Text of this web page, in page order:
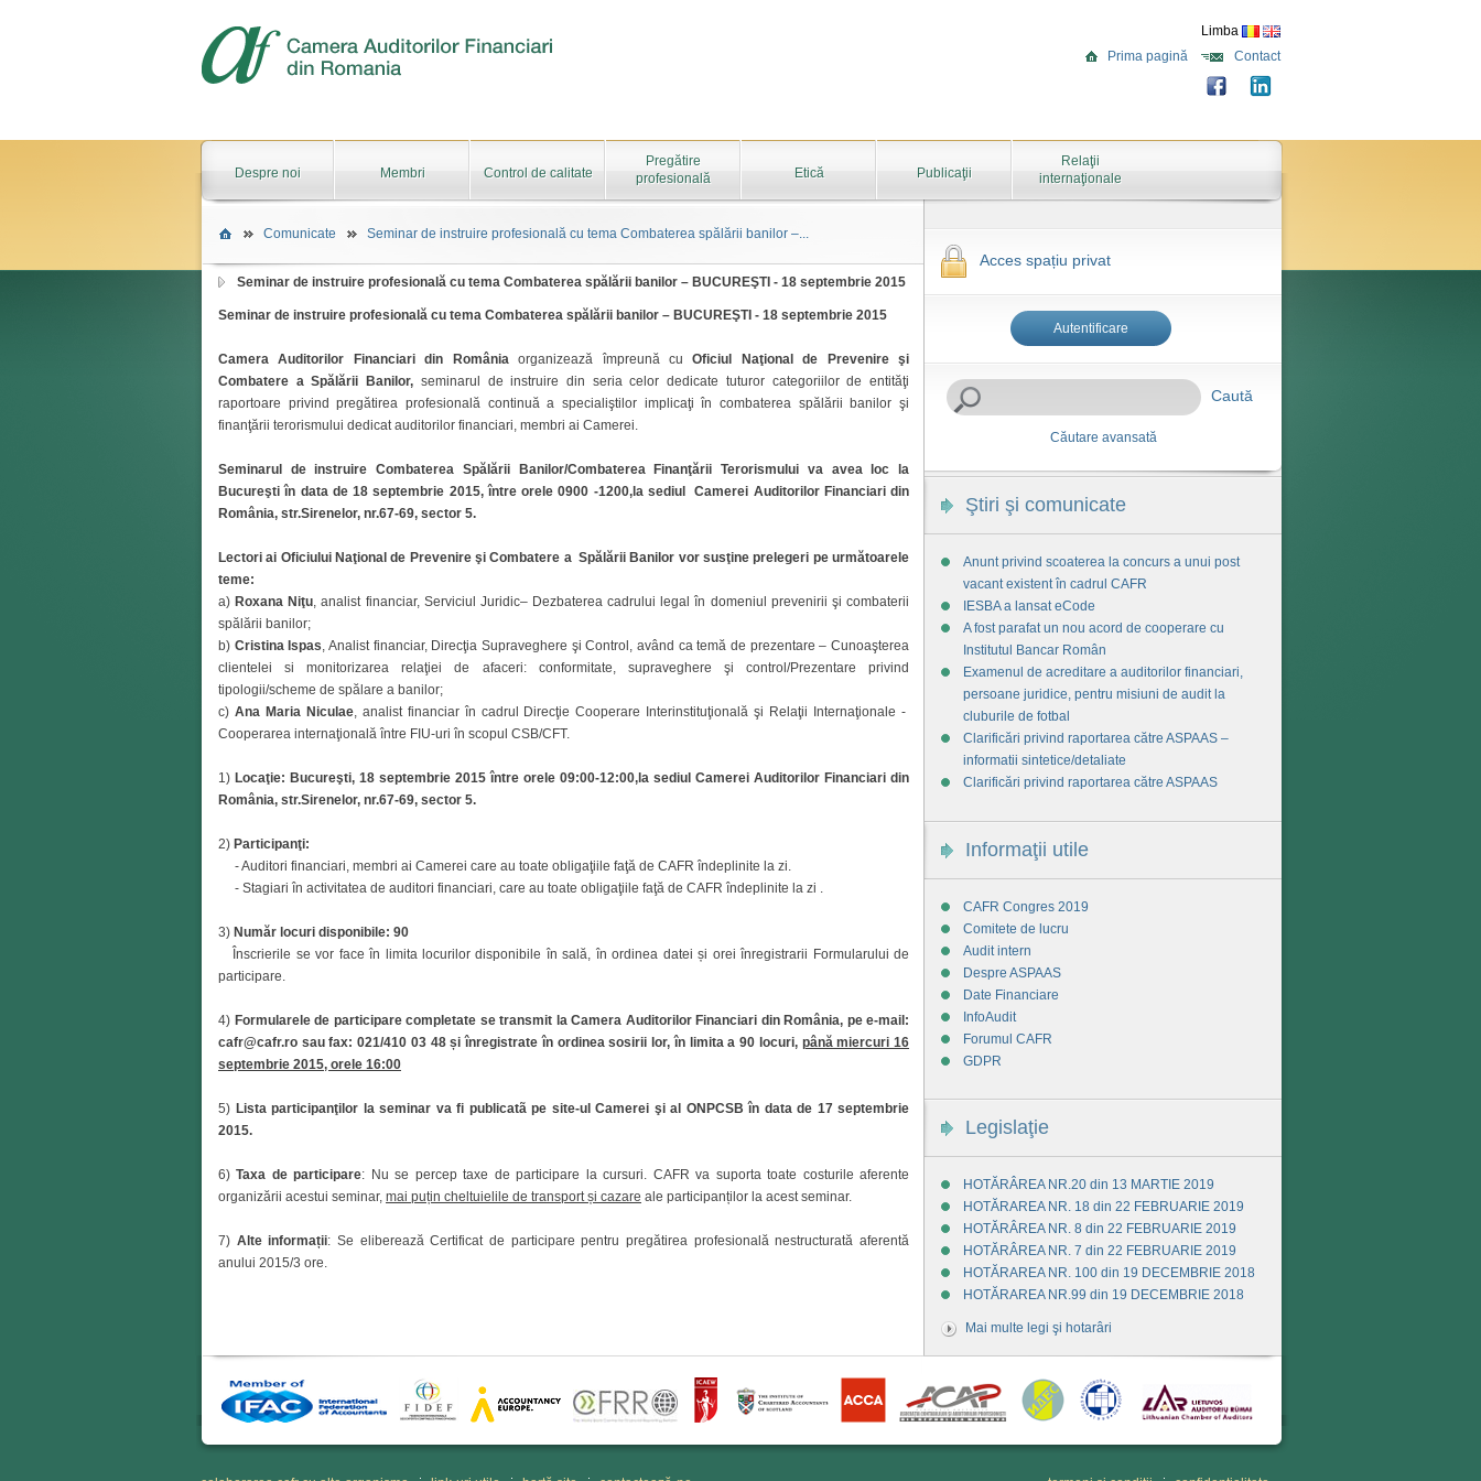
Limba
Prima pagină
Contact
Despre noi Membri Control de calitate
Pregătire
profesională
Etică Publicaţii
Relaţii
internaţionale
Comunicate Seminar de instruire profesională cu tema Combaterea spălării banilor –...
Seminar de instruire profesională cu tema Combaterea spălării banilor – BUCUREŞTI - 18 septembrie 2015
Seminar de instruire profesională cu tema Combaterea spălării banilor – BUCUREŞTI - 18 septembrie 2015
Camera Auditorilor Financiari din România organizează împreună cuOficiul Naţional de Prevenire şi
Combatere a Spălării Banilor, seminarul de instruire din seria celor dedicate tuturor categoriilor de entităţi
raportoare privind pregătirea profesională continuă a specialiştilor implicaţi în combaterea spălării banilor şi
finanţării terorismului dedicat auditorilor financiari, membri ai Camerei.
Seminarul de instruire Combaterea Spălării Banilor/Combaterea Finanţării Terorismului va avea loc la
Bucureşti în data de 18 septembrie 2015, între orele 0900 -1200,la sediul Camerei Auditorilor Financiari din
România, str.Sirenelor, nr.67-69, sector 5.
Lectori ai Oficiului Naţional de Prevenire şi Combatere a Spălării Banilor vor susţine prelegeri pe următoarele
teme:
a)Roxana Niţu , analist financiar, Serviciul Juridic– Dezbaterea cadrului legal în domeniul prevenirii şi combaterii
spălării banilor;
b) Cristina Ispas , Analist financiar, Direcţia Supraveghere şi Control, având ca temă de prezentare – Cunoaşterea
clientelei si monitorizarea relaţiei de afaceri: conformitate, supraveghere şi control/Prezentare privind
tipologii/scheme de spălare a banilor;
c) Ana Maria Niculae, analist financiar în cadrul Direcţie Cooperare Interinstituţională şi Relaţii Internaţionale -
Cooperarea internaţională între FIU-uri în scopul CSB/CFT.
1) Locaţie: Bucureşti, 18 septembrie 2015 între orele 09:00-12:00,la sediul Camerei Auditorilor Financiari din
România, str.Sirenelor, nr.67-69, sector 5.
2) Participanţi:
- Auditori financiari, membri ai Camerei care au toate obligaţiile faţă de CAFR îndeplinite la zi.
- Stagiari în activitatea de auditori financiari, care au toate obligaţiile faţă de CAFR îndeplinite la zi .
3) Număr locuri disponibile: 90
Înscrierile se vor face în limita locurilor disponibile în sală, în ordinea datei și orei înregistrarii Formularului de
participare.
4) Formularele de participare completate se transmit la Camera Auditorilor Financiari din România, pe e-mail:
cafr@cafr.ro sau fax: 021/410 03 48 și înregistrate în ordinea sosirii lor, în limita a 90 locuri, până miercuri 16
septembrie 2015, orele 16:00
5) Lista participanţilor la seminar va fi publicatã pe site-ul Camerei şi al ONPCSB în data de 17 septembrie
2015.
6)Taxa de participare: Nu se percep taxe de participare la cursuri. CAFR va suporta toate costurile aferente
organizării acestui seminar, mai puțin cheltuielile de transport și cazare ale participanților la acest seminar.
7) Alte informații: Se eliberează Certificat de participare pentru pregătirea profesională nestructurată aferentă
anului 2015/3 ore.
Acces spațiu privat
Autentificare
Caută
Căutare avansată
Ştiri şi comunicate
Anunt privind scoaterea la concurs a unui post
vacant existent în cadrul CAFR
IESBA a lansat eCode
A fost parafat un nou acord de cooperare cu
Institutul Bancar Român
Examenul de acreditare a auditorilor financiari,
persoane juridice, pentru misiuni de audit la
cluburile de fotbal
Clarificări privind raportarea către ASPAAS –
informatii sintetice/detaliate
Clarificări privind raportarea către ASPAAS
Informaţii utile
CAFR Congres 2019
Comitete de lucru
Audit intern
Despre ASPAAS
Date Financiare
InfoAudit
Forumul CAFR
GDPR
Legislaţie
HOTĂRÂREA NR.20 din 13 MARTIE 2019
HOTĂRAREA NR. 18 din 22 FEBRUARIE 2019
HOTĂRÂREA NR. 8 din 22 FEBRUARIE 2019
HOTĂRÂREA NR. 7 din 22 FEBRUARIE 2019
HOTĂRAREA NR. 100 din 19 DECEMBRIE 2018
HOTĂRAREA NR.99 din 19 DECEMBRIE 2018
Mai multe legi şi hotarâri